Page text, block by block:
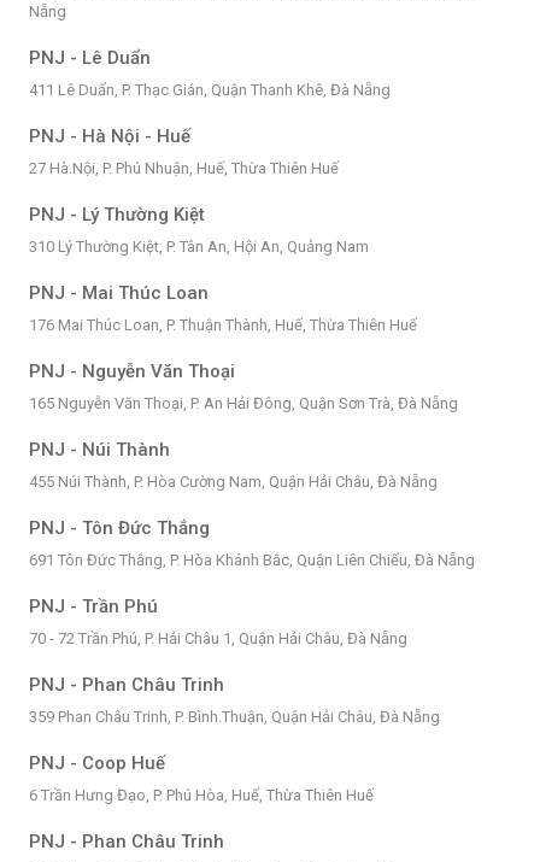
Nẵng
PNJ - Lê Duẩn
411 Lê Duẩn, P. Thạc Gián, Quận Thanh Khê, Đà Nẵng
PNJ - Hà Nội - Huế
27 Hà.Nội, P. Phú Nhuận, Huế, Thừa Thiên Huế
PNJ - Lý Thường Kiệt
310 Lý Thường Kiệt, P. Tân An, Hội An, Quảng Nam
PNJ - Mai Thúc Loan
176 Mai Thúc Loan, P. Thuận Thành, Huế, Thừa Thiên Huế
PNJ - Nguyễn Văn Thoại
165 Nguyễn Văn Thoại, P. An Hải Đông, Quận Sơn Trà, Đà Nẵng
PNJ - Núi Thành
455 Núi Thành, P. Hòa Cường Nam, Quận Hải Châu, Đà Nẵng
PNJ - Tôn Đức Thắng
691 Tôn Đức Thắng, P. Hòa Khánh Bắc, Quận Liên Chiểu, Đà Nẵng
PNJ - Trần Phú
70 - 72 Trần Phú, P. Hải Châu 1, Quận Hải Châu, Đà Nẵng
PNJ - Phan Châu Trinh
359 Phan Châu Trinh, P. Bình.Thuận, Quận Hải Châu, Đà Nẵng
PNJ - Coop Huế
6 Trần Hưng Đạo, P. Phú Hòa, Huế, Thừa Thiên Huế
PNJ - Phan Châu Trinh